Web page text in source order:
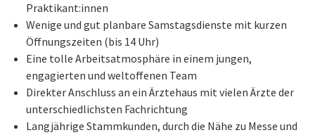
Praktikant:innen
Wenige und gut planbare Samstagsdienste mit kurzen
Öffnungszeiten (bis 14 Uhr)
Eine tolle Arbeitsatmosphäre in einem jungen,
engagierten und weltoffenen Team
Direkter Anschluss an ein Ärztehaus mit vielen Ärzte der
unterschiedlichsten Fachrichtung
Langjährige Stammkunden, durch die Nähe zu Messe und